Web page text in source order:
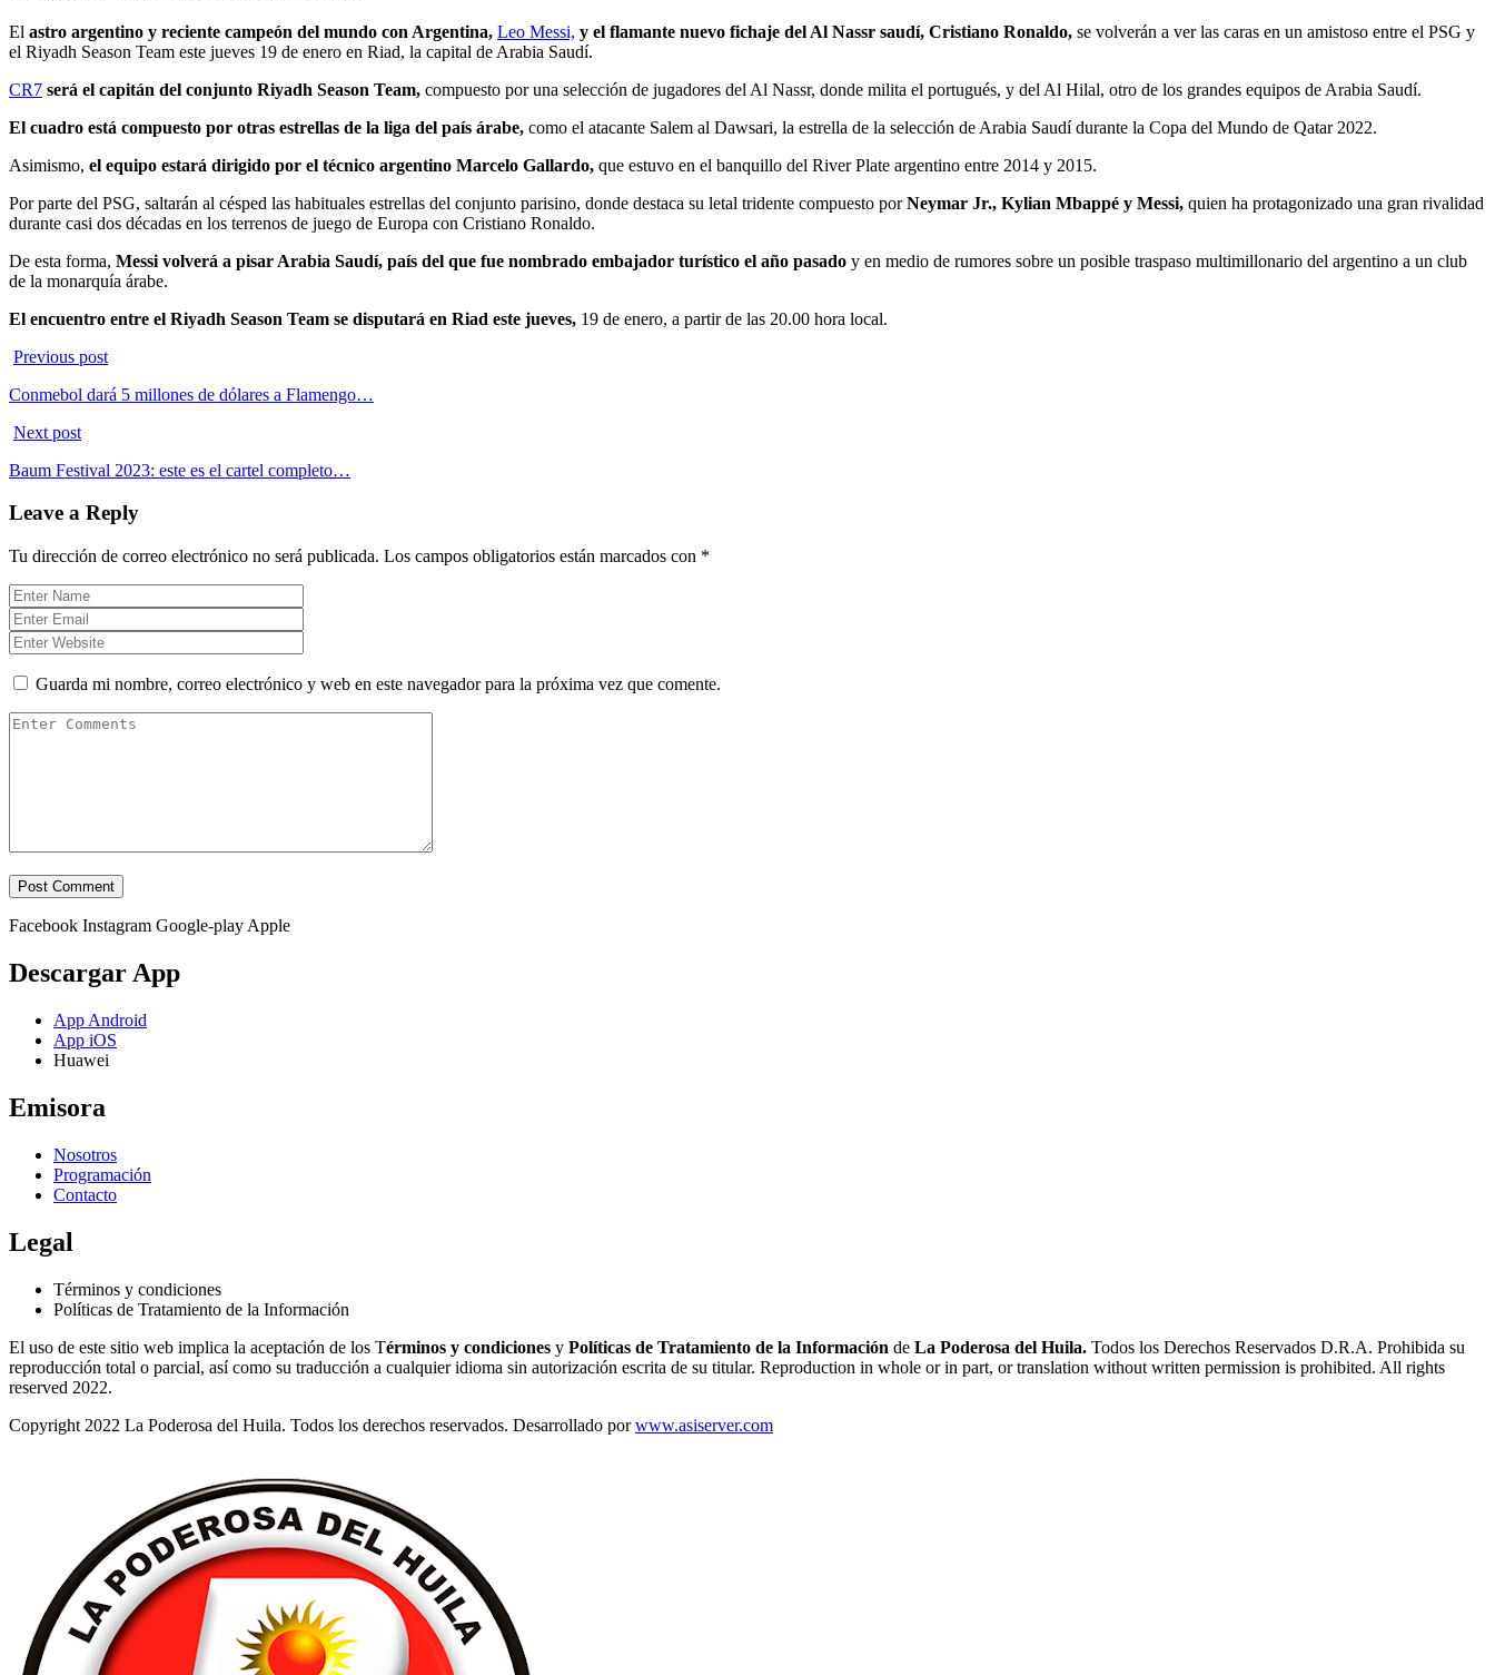
El astro argentino y reciente campeón del mundo con Argentina, Leo Messi, y el flamante nuevo fichaje del Al Nassr saudí, Cristiano Ronaldo, se volverán a ver las caras en un amistoso entre el PSG y
el Riyadh Season Team este jueves 19 de enero en Riad, la capital de Arabia Saudí.
CR7 será el capitán del conjunto Riyadh Season Team, compuesto por una selección de jugadores del Al Nassr, donde milita el portugués, y del Al Hilal, otro de los grandes equipos de Arabia Saudí.
El cuadro está compuesto por otras estrellas de la liga del país árabe, como el atacante Salem al Dawsari, la estrella de la selección de Arabia Saudí durante la Copa del Mundo de Qatar 2022.
Asimismo, el equipo estará dirigido por el técnico argentino Marcelo Gallardo, que estuvo en el banquillo del River Plate argentino entre 2014 y 2015.
Por parte del PSG, saltarán al césped las habituales estrellas del conjunto parisino, donde destaca su letal tridente compuesto porNeymar Jr., Kylian Mbappé y Messi, quien ha protagonizado una gran rivalidad
durante casi dos décadas en los terrenos de juego de Europa con Cristiano Ronaldo.
De esta forma, Messi volverá a pisar Arabia Saudí, país del que fue nombrado embajador turístico el año pasado y en medio de rumores sobre un posible traspaso multimillonario del argentino a un club
de la monarquía árabe.
El encuentro entre el Riyadh Season Team se disputará en Riad este jueves, 19 de enero, a partir de las 20.00 hora local.
Previous post
Conmebol dará 5 millones de dólares a Flamengo…
Next post
Baum Festival 2023: este es el cartel completo…
Leave a Reply
Tu dirección de correo electrónico no será publicada. Los campos obligatorios están marcados con *
Guarda mi nombre, correo electrónico y web en este navegador para la próxima vez que comente.
Facebook Instagram Google-play Apple
Descargar App
App Android
App iOS
Huawei
Emisora
Nosotros
Programación
Contacto
Legal
Términos y condiciones
Políticas de Tratamiento de la Información
El uso de este sitio web implica la aceptación de los Términos y condiciones y Políticas de Tratamiento de la Información de La Poderosa del Huila. Todos los Derechos Reservados D.R.A. Prohibida su
reproducción total o parcial, así como su traducción a cualquier idioma sin autorización escrita de su titular. Reproduction in whole or in part, or translation without written permission is prohibited. All rights
reserved 2022.
Copyright 2022 La Poderosa del Huila. Todos los derechos reservados. Desarrollado porwww.asiserver.com